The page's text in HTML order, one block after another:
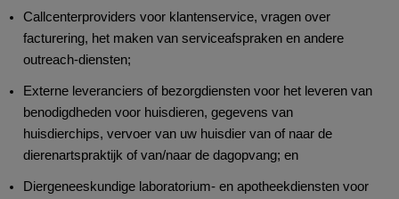
Callcenterproviders voor klantenservice, vragen over
facturering, het maken van serviceafspraken en andere
outreach-diensten;
Externe leveranciers of bezorgdiensten voor het leveren van
benodigdheden voor huisdieren, gegevens van
huisdierchips, vervoer van uw huisdier van of naar de
dierenartspraktijk of van/naar de dagopvang; en
Diergeneeskundige laboratorium- en apotheekdiensten voor